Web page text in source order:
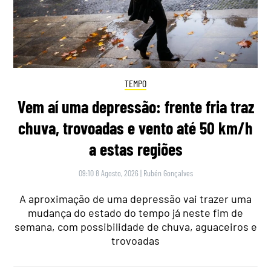
TEMPO
Vem aí uma depressão: frente fria traz
chuva, trovoadas e vento até 50 km/h
a estas regiões
09:10 8 Agosto, 2026 | Rubén Gonçalves
A aproximação de uma depressão vai trazer uma
mudança do estado do tempo já neste fim de
semana, com possibilidade de chuva, aguaceiros e
trovoadas